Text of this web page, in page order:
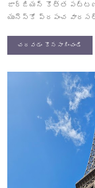
జార్జియన్ కొత్త
యునెస్కో ప్రపంచ
చదవడం కొనసాగించండి